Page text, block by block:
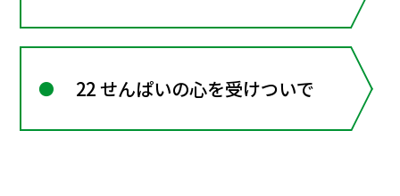
22 せんぱいの心を受けついで